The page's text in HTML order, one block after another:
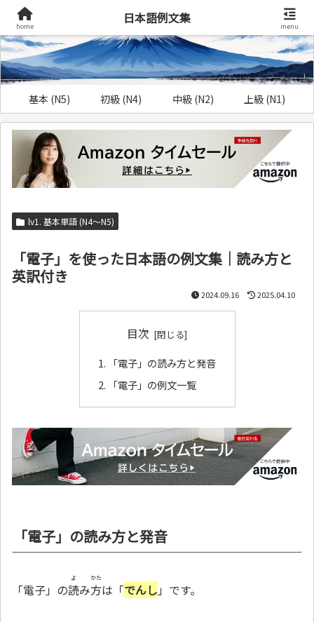
基本 (N5) 初級 (N4) 中級 (N2) 上級 (N1)
lv1. 基本単語 (N4～N5)
「電子」を使った日本語の例文集｜読み方と
英訳付き
2024.09.16 2025.04.10
目次
「電子」の読み方と発音
「電子」の例文一覧
「電子」の読み方と発音
「電子」の読
よ
み方
かた
は「でんし 」です。
home
日本語例文集
menu